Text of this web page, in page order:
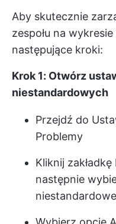
Aby skutecznie
zespołu na
następujące kroki:
Krok 1: Otwórz
niestandardowych
Przejdź do
Problemy
Kliknij
następnie
niestandardowe